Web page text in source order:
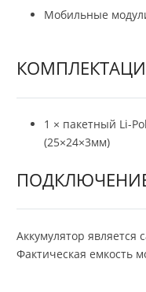
Мобильные
1 × пакетный Li-
(25×24×3мм)
Аккумулятор является
Фактическая емкость